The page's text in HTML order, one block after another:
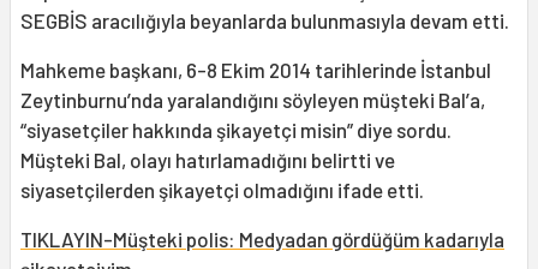
SEGBİS aracılığıyla beyanlarda bulunmasıyla devam etti.
Mahkeme başkanı, 6-8 Ekim 2014 tarihlerinde İstanbul
Zeytinburnu’nda yaralandığını söyleyen müşteki Bal’a,
“siyasetçiler hakkında şikayetçi misin” diye sordu.
Müşteki Bal, olayı hatırlamadığını belirtti ve
siyasetçilerden şikayetçi olmadığını ifade etti.
TIKLAYIN-Müşteki polis: Medyadan gördüğüm kadarıyla